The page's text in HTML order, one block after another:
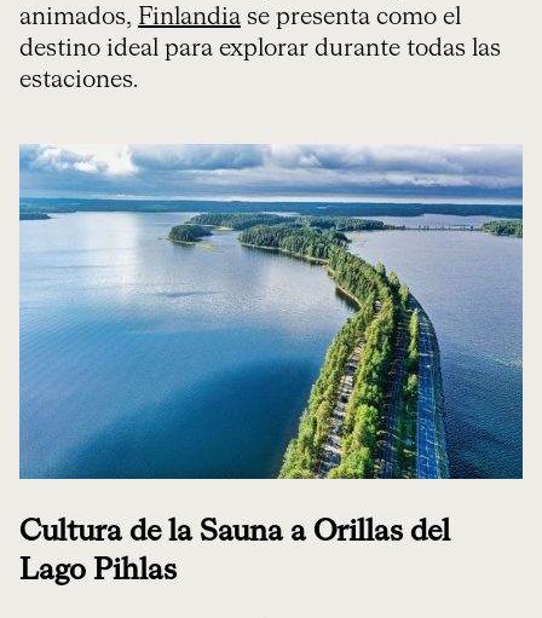
animados, Finlandia se presenta como el
destino ideal para explorar durante todas las
estaciones.
Cultura de la Sauna a Orillas del
Lago Pihlas